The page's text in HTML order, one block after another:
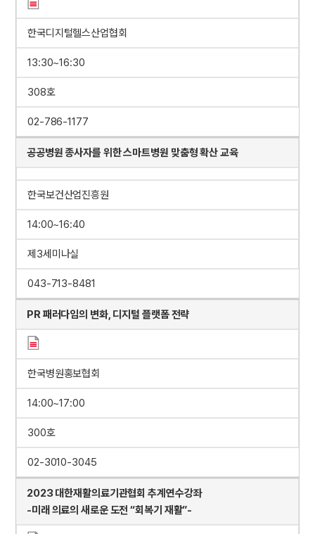
한국디지털헬스산업협회
13:30~16:30
308호
02-786-1177
공공병원 종사자를 위한 스마트병원 맞춤형 확산 교육
한국보건산업진흥원
14:00~16:40
제3세미나실
043-713-8481
PR 패러다임의 변화, 디지털 플랫폼 전략
한국병원홍보협회
14:00~17:00
300호
02-3010-3045
2023 대한재활의료기관협회 추계연수강좌
-미래 의료의 새로운 도전 “회복기 재활”-